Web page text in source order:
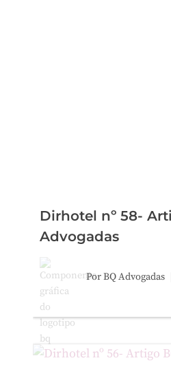
Dirhotel nº 58-
Advogadas
PorBQ Advogadas